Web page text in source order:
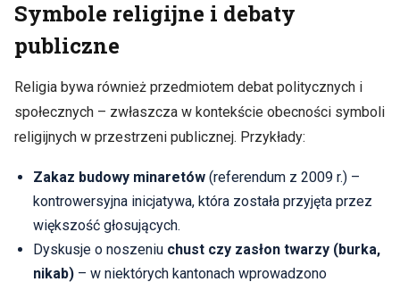
Symbole religijne i debaty
publiczne
Religia bywa również przedmiotem debat politycznych i
społecznych – zwłaszcza w kontekście obecności symboli
religijnych w przestrzeni publicznej. Przykłady:
Zakaz budowy minaretów(referendum z 2009 r.) –
kontrowersyjna inicjatywa, która została przyjęta przez
większość głosujących.
Dyskusje o noszeniu chust czy zasłon twarzy (burka,
nikab)– w niektórych kantonach wprowadzono